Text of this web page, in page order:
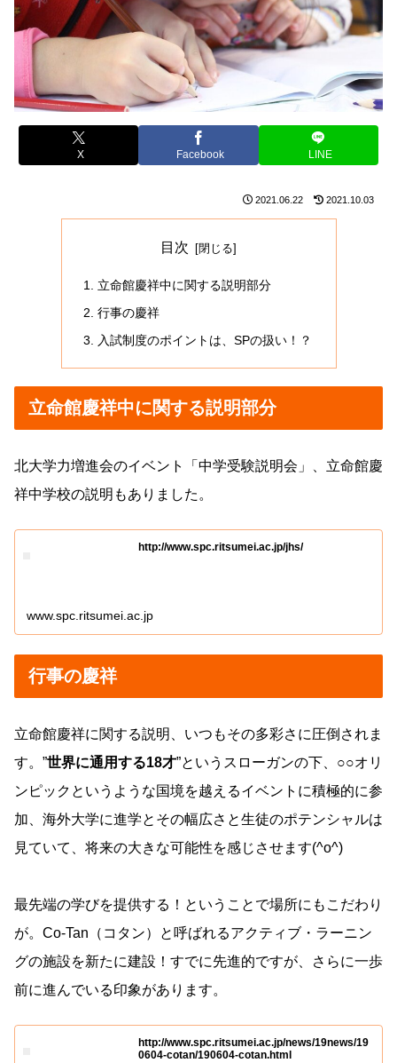
X Facebook LINE
2021.06.22 2021.10.03
目次
立命館慶祥中に関する説明部分
行事の慶祥
入試制度のポイントは、SPの扱い！？
立命館慶祥中に関する説明部分
北大学力増進会のイベント「中学受験説明会」、立命館慶
祥中学校の説明もありました。
http://www.spc.ritsumei.ac.jp/jhs/
www.spc.ritsumei.ac.jp
行事の慶祥
立命館慶祥に関する説明、いつもその多彩さに圧倒されま
す。”世界に通用する18才”というスローガンの下、○○オリ
ンピックというような国境を越えるイベントに積極的に参
加、海外大学に進学とその幅広さと生徒のポテンシャルは
見ていて、将来の大きな可能性を感じさせます(^o^)
最先端の学びを提供する！ということで場所にもこだわり
が。Co-Tan（コタン）と呼ばれるアクティブ・ラーニン
グの施設を新たに建設！すでに先進的ですが、さらに一歩
前に進んでいる印象があります。
http://www.spc.ritsumei.ac.jp/news/19news/19
0604-cotan/190604-cotan.html